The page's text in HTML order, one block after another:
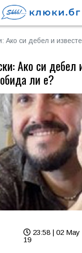
Ако си дебел и
Ако си дебел
ли е?
23:58 | 02 May
19